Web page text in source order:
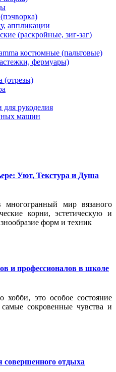
аппликации
(раскройные, зиг-заг)
костюмные (пальтовые)
фермуары)
(отрезы)
рукоделия
машин
Уют, Текстура и Душа
многогранный мир вязаного
корни, эстетическую и
форм и техник
и профессионалов в школе
это особое состояние
сокровенные чувства и
совершенного отдыха